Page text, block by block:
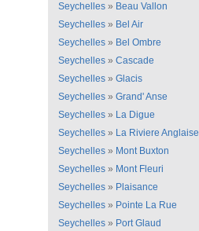
Seychelles » Beau Vallon
Seychelles » Bel Air
Seychelles » Bel Ombre
Seychelles » Cascade
Seychelles » Glacis
Seychelles » Grand' Anse
Seychelles » La Digue
Seychelles » La Riviere Anglaise
Seychelles » Mont Buxton
Seychelles » Mont Fleuri
Seychelles » Plaisance
Seychelles » Pointe La Rue
Seychelles » Port Glaud